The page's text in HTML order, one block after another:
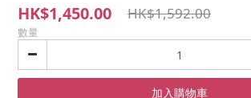
HK$1,450.00 HK$1,592.00
數量
加入購物車